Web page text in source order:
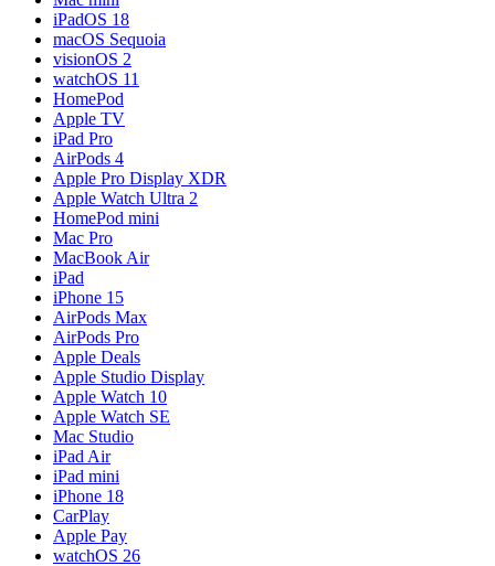
iPadOS 18
macOS Sequoia
visionOS 2
watchOS 11
HomePod
Apple TV
iPad Pro
AirPods 4
Apple Pro Display XDR
Apple Watch Ultra 2
HomePod mini
Mac Pro
MacBook Air
iPad
iPhone 15
AirPods Max
AirPods Pro
Apple Deals
Apple Studio Display
Apple Watch 10
Apple Watch SE
Mac Studio
iPad Air
iPad mini
iPhone 18
CarPlay
Apple Pay
watchOS 26